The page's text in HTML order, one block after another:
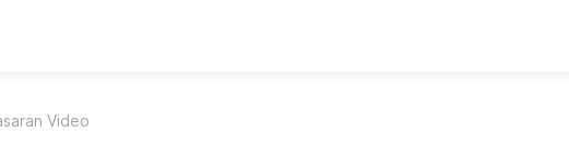
Video